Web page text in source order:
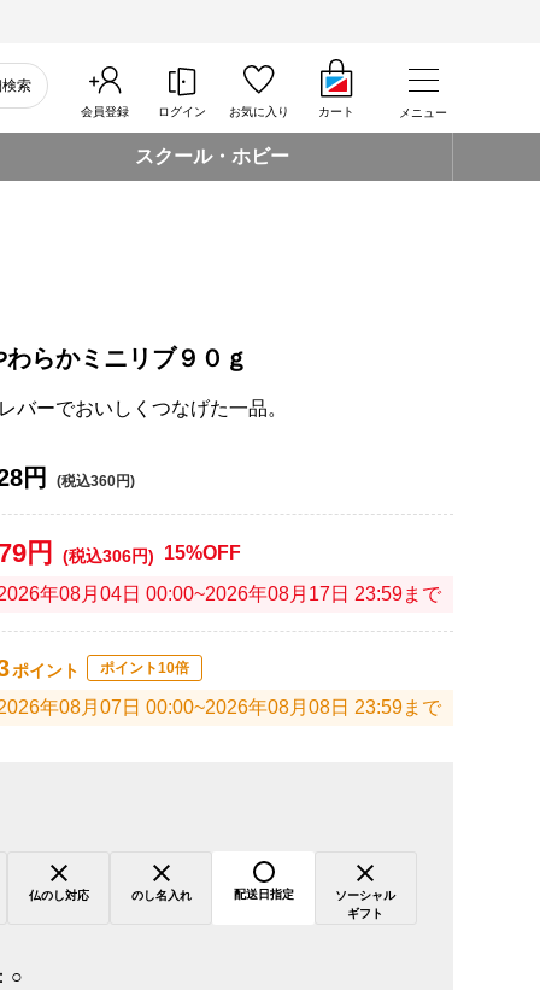
索
会員登録 ログイン お気に入り カート メニュー
スクール・ホビー
らかミニリブ９０ｇ
バーでおいしくつなげた一品。
円 (税込360円)
円 (税込306円) 15%OFF
年08月04日 00:00~2026年08月17日 23:59まで
ポイント ポイント10倍
年08月07日 00:00~2026年08月08日 23:59まで
仏のし対応 のし名入れ 配送日指定
ソーシャル
ギフト
○